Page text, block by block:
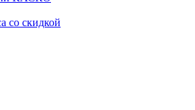
со скидкой